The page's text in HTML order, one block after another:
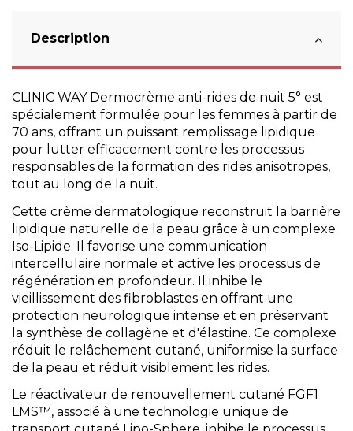
Description
CLINIC WAY Dermocrème anti-rides de nuit 5° est
spécialement formulée pour les femmes à partir de
70 ans, offrant un puissant remplissage lipidique
pour lutter efficacement contre les processus
responsables de la formation des rides anisotropes,
tout au long de la nuit.
Cette crème dermatologique reconstruit la barrière
lipidique naturelle de la peau grâce à un complexe
Iso-Lipide. Il favorise une communication
intercellulaire normale et active les processus de
régénération en profondeur. Il inhibe le
vieillissement des fibroblastes en offrant une
protection neurologique intense et en préservant
la synthèse de collagène et d'élastine. Ce complexe
réduit le relâchement cutané, uniformise la surface
de la peau et réduit visiblement les rides.
Le réactivateur de renouvellement cutané FGF1
LMS™, associé à une technologie unique de